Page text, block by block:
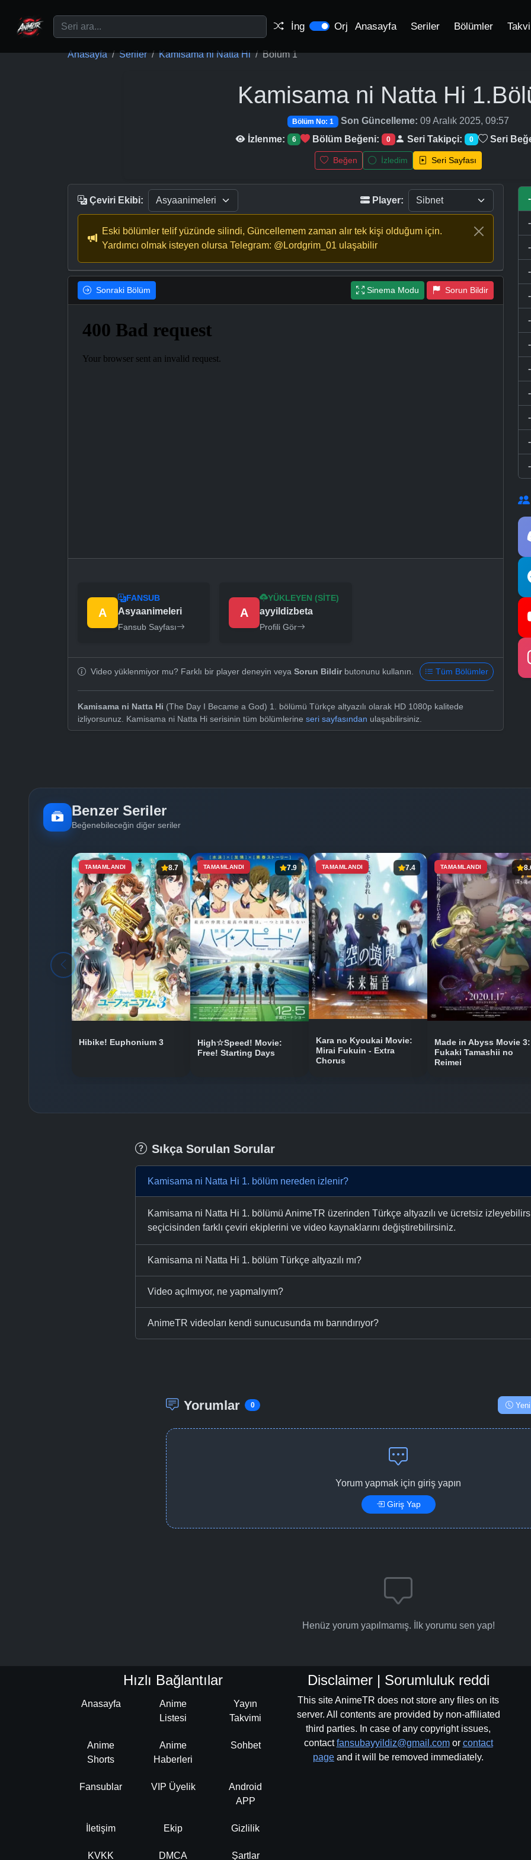
İng Orj Anasayfa Seriler Bölümler
Anasayfa Seriler Kamisama ni Natta Hi Bölüm 1
Kamisama ni Natta Hi
Bölüm No: 1 Son Güncelleme: 09 Aralık 2025, 09:57
İzlenme:
6 Bölüm Beğeni: 0 Seri Takipçi: 0 Seri
Beğen İzledim Seri Sayfası
Çeviri Ekibi: Player:
Eski bölümler telif yüzünde silindi, Güncellemem zaman alır tek kişi olduğum için.
Yardımcı olmak isteyen olursa Telegram: @Lordgrim_01 ulaşabilir
Sonraki Bölüm Sinema Modu Sorun Bildir
A
FANSUB
Asyaanimeleri
Fansub Sayfası
A
YÜKLEYEN (SITE)
ayyildizbeta
Profili Gör
Video yüklenmiyor mu? Farklı bir player deneyin veya Sorun Bildirbutonunu kullanın. Tüm Bölümler
Kamisama ni Natta Hi (The Day I Became a God) 1. bölümü Türkçe altyazılı olarak HD 1080p kalitede
izliyorsunuz. Kamisama ni Natta Hi serisinin tüm bölümlerine seri sayfasından ulaşabilirsiniz.
Benzer Seriler
Beğenebileceğin diğer seriler
TAMAMLANDI 8.7
Hibike! Euphonium 3
TAMAMLANDI 7.9
High☆Speed! Movie:
Free! Starting Days
TAMAMLANDI 7.4
Kara no Kyoukai Movie:
Mirai Fukuin - Extra
Chorus
TAMAMLANDI
Made in Abyss Movie 3:
Fukaki Tamashii no
Reimei
Sıkça Sorulan Sorular
Kamisama ni Natta Hi 1. bölüm nereden izlenir?
Kamisama ni Natta Hi 1. bölümü AnimeTR üzerinden Türkçe altyazılı ve ücretsiz
seçicisinden farklı çeviri ekiplerini ve video kaynaklarını değiştirebilirsiniz.
Kamisama ni Natta Hi 1. bölüm Türkçe altyazılı mı?
Video açılmıyor, ne yapmalıyım?
AnimeTR videoları kendi sunucusunda mı barındırıyor?
Yorumlar 0 Yeni
Yorum yapmak için giriş yapın
Giriş Yap
Henüz yorum yapılmamış. İlk yorumu sen yap!
Hızlı Bağlantılar
Anasayfa
Anime
Listesi
Yayın
Takvimi
Anime
Shorts
Anime
Haberleri
Sohbet
Fansublar VIP Üyelik
Android
APP
İletişim Ekip Gizlilik
KVKK DMCA Şartlar
Disclaimer | Sorumluluk reddi
This site AnimeTR does not store any files on its
server. All contents are provided by non-affiliated
third parties. In case of any copyright issues,
contactfansubayyildiz@gmail.comor contact
page and it will be removed immediately.